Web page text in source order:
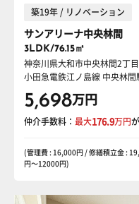
築19年 / リノベーション
サンアリーナ中央林間
3LDK/76.15㎡
神奈川県大和市中央林間2丁
小田急電鉄江ノ島線 中央林間
5,698万円
仲介手数料： 最大176.9万円
(管理費 : 16,000円 / 修繕積立金 :
円〜12000円)